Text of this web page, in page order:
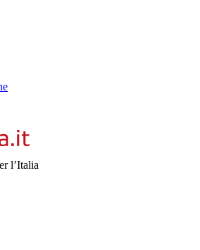
l’Italia